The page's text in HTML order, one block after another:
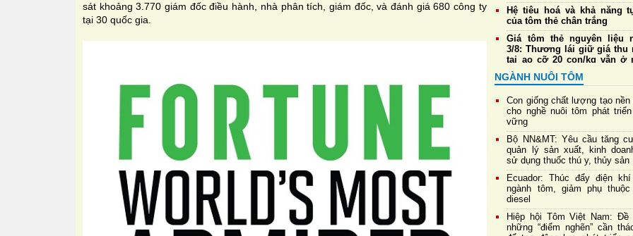
sát khoảng 3.770 giám đốc điều hành, nhà phân tích, giám đốc, và đánh giá 680 công ty
tại 30 quốc gia.
Hệ tiêu hoá và khả năng
của tôm thẻ chân trắng
Giá tôm thẻ nguyên liệu
3/8: Thương lái giữ giá thu
tại ao cỡ 20 con/kg vẫn ở
185.000 đồng/kg
Phê duyệt kế hoạch phát
công nghiệp sinh học, thúc
đổi mới lĩnh vực chăn
y và thủy sản
Nuôi tôm dưới tán rừng
mặn: Mô hình cộng sinh
chứng nhận quốc tế
4 nguyên nhân chính gây
sớm ở tôm
NGÀNH NUÔI TÔM
Con giống chất lượng tạo nền
cho nghề nuôi tôm phát
vững
Bộ NN&MT: Yêu cầu tăng
quản lý sản xuất, kinh
sử dụng thuốc thú y, thủy sản
Ecuador: Thúc đẩy điện khí
ngành tôm, giảm phụ thuộc
diesel
Hiệp hội Tôm Việt Nam: Đề
những “điểm nghẽn” cần